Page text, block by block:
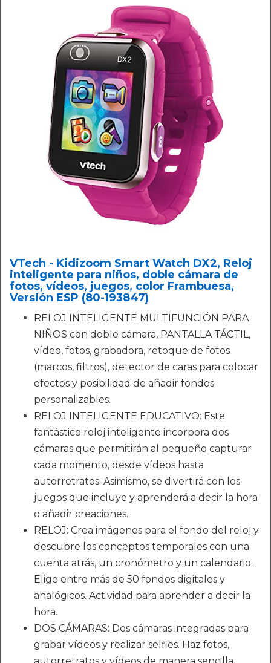
VTech - Kidizoom Smart Watch DX2, Reloj
inteligente para niños, doble cámara de
fotos, vídeos, juegos, color Frambuesa,
Versión ESP (80-193847)
RELOJ INTELIGENTE MULTIFUNCIÓN PARA
NIÑOS con doble cámara, PANTALLA TÁCTIL,
vídeo, fotos, grabadora, retoque de fotos
(marcos, filtros), detector de caras para colocar
efectos y posibilidad de añadir fondos
personalizables.
RELOJ INTELIGENTE EDUCATIVO: Este
fantástico reloj inteligente incorpora dos
cámaras que permitirán al pequeño capturar
cada momento, desde vídeos hasta
autorretratos. Asimismo, se divertirá con los
juegos que incluye y aprenderá a decir la hora
o añadir creaciones.
RELOJ: Crea imágenes para el fondo del reloj y
descubre los conceptos temporales con una
cuenta atrás, un cronómetro y un calendario.
Elige entre más de 50 fondos digitales y
analógicos. Actividad para aprender a decir la
hora.
DOS CÁMARAS: Dos cámaras integradas para
grabar vídeos y realizar selfies. Haz fotos,